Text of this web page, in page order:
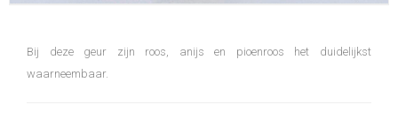
Bij deze geur zijn roos, anijs en pioenroos het duidelijkst
waarneembaar.